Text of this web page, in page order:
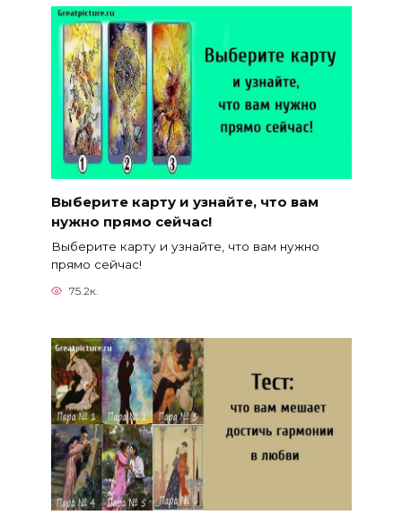
Выберите карту и узнайте, что вам
нужно прямо сейчас!
Выберите карту и узнайте, что вам нужно
прямо сейчас!
75.2к.